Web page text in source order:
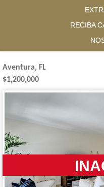
RECIBA
Aventura, FL
$1,200,000